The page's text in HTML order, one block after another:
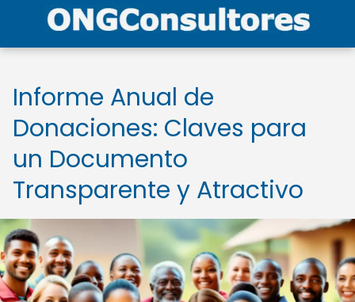
Informe Anual de
Donaciones: Claves para
un Documento
Transparente y Atractivo